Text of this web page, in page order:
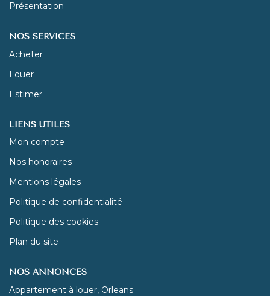
Présentation
NOS SERVICES
Acheter
Louer
Estimer
LIENS UTILES
Mon compte
Nos honoraires
Mentions légales
Politique de confidentialité
Politique des cookies
Plan du site
NOS ANNONCES
Appartement à louer, Orleans